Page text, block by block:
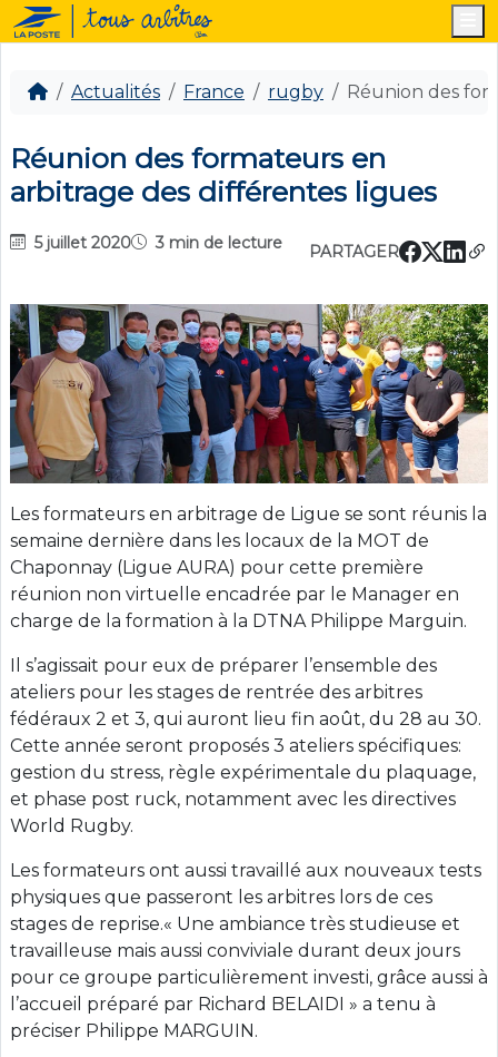
Actualités France rugby Réunion des
Réunion des formateurs en
arbitrage des différentes ligues
5 juillet 2020 3 min de lecture PARTAGER
Les formateurs en arbitrage de Ligue se sont réunis la
semaine dernière dans les locaux de la MOT de
Chaponnay (Ligue AURA) pour cette première
réunion non virtuelle encadrée par le Manager en
charge de la formation à la DTNA Philippe Marguin.
Il s’agissait pour eux de préparer l’ensemble des
ateliers pour les stages de rentrée des arbitres
fédéraux 2 et 3, qui auront lieu fin août, du 28 au 30.
Cette année seront proposés 3 ateliers spécifiques:
gestion du stress, règle expérimentale du plaquage,
et phase post ruck, notamment avec les directives
World Rugby.
Les formateurs ont aussi travaillé aux nouveaux tests
physiques que passeront les arbitres lors de ces
stages de reprise.« Une ambiance très studieuse et
travailleuse mais aussi conviviale durant deux jours
pour ce groupe particulièrement investi, grâce aussi à
l’accueil préparé par Richard BELAIDI » a tenu à
préciser Philippe MARGUIN.